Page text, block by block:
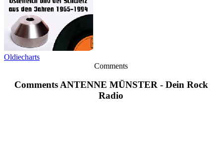
Oldiecharts
Comments
Comments ANTENNE MÜNSTER - Dein Rock
Radio